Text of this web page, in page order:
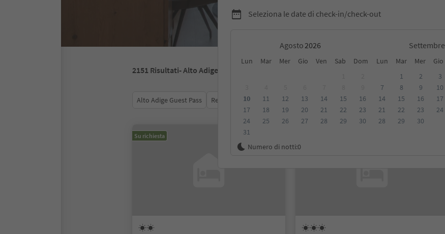
Seleziona le date di check-in/check-out
Agosto Settembre
Lun Mar Mer Gio Ven Sab Dom Lun Mar Mer Gio
10
11 12 13 14 15
16
17
18 19 20 21 22
23
24
25 26 27 28 29
30
31
1 2 3
7
8 9 10
14
15 16 17
21
22 23 24
28
29 30
Numero di notti:0
2151 Risultati- Alto Adige
Alto Adige Guest Pass Recensioni Categoria Trattamento Alloggi sostenibili
Su richiesta